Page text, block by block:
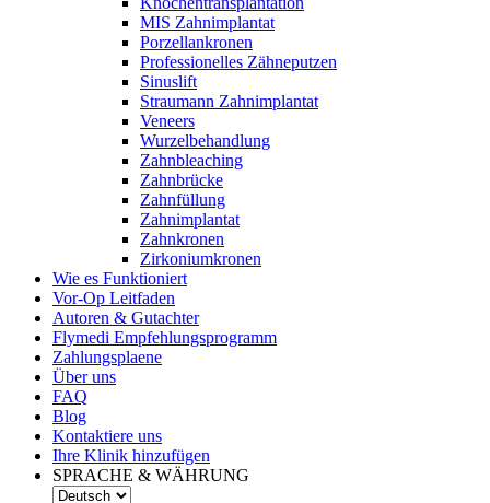
MIS Zahnimplantat
Porzellankronen
Professionelles Zähneputzen
Sinuslift
Straumann Zahnimplantat
Veneers
Wurzelbehandlung
Zahnbleaching
Zahnbrücke
Zahnfüllung
Zahnimplantat
Zahnkronen
Zirkoniumkronen
Wie es Funktioniert
Vor-Op Leitfaden
Autoren & Gutachter
Flymedi Empfehlungsprogramm
Zahlungsplaene
Über uns
FAQ
Blog
Kontaktiere uns
Ihre Klinik hinzufügen
SPRACHE & WÄHRUNG